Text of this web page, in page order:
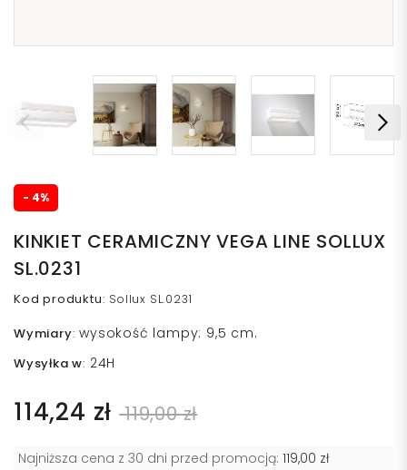
- 4%
KINKIET CERAMICZNY VEGA LINE SOLLUX
SL.0231
Kod produktu: Sollux SL.0231
Wymiary: wysokość lampy: 9,5 cm.
Wysyłka w: 24H
114,24 zł 119,00 zł
Najniższa cena z 30 dni przed promocją: 119,00 zł